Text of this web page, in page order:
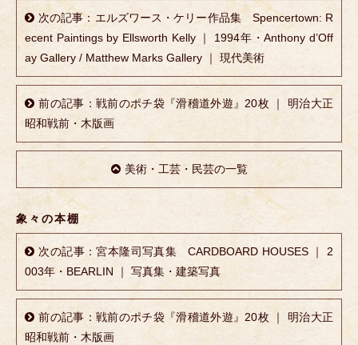
次の記事：エルズワース・ケリー作品集 Spencertown: R
ecent Paintings by Ellsworth Kelly ｜ 1994年・Anthony d’Off
ay Gallery / Matthew Marks Gallery ｜ 現代美術
前の記事：戦前のポチ袋『滑稽道外遊』20枚 ｜ 明治大正
昭和戦前・木版画
美術・工芸・民芸の一覧
象々の本棚
次の記事：宮本隆司写真集 CARDBOARD HOUSES ｜ 2
003年・BEARLIN ｜ 写真集・建築写真
前の記事：戦前のポチ袋『滑稽道外遊』20枚 ｜ 明治大正
昭和戦前・木版画